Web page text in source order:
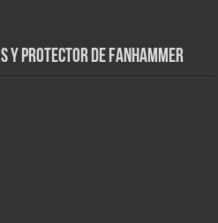
y Protector de FanHammer